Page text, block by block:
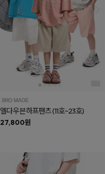
엘다우븐하프팬츠(11호~23호)
27,800원